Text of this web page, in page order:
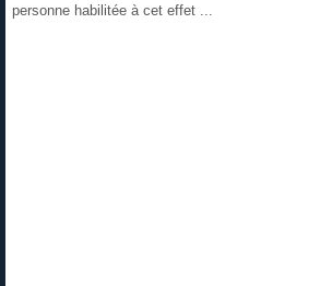
personne habilitée à cet effet ...